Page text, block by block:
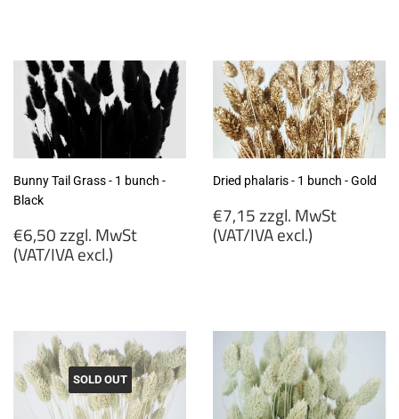
MwSt
(VAT/IVA
excl.)
MwSt
(VAT/IVA
excl.)
Bunny Tail Grass - 1 bunch -
Black
Regular
price
€6,50 zzgl. MwSt
(VAT/IVA excl.)
MwSt
(VAT/IVA
excl.)
Dried phalaris - 1 bunch - Gold
Regular
price
€7,15 zzgl. MwSt
(VAT/IVA excl.)
(VAT/IVA
excl.)
SOLD OUT